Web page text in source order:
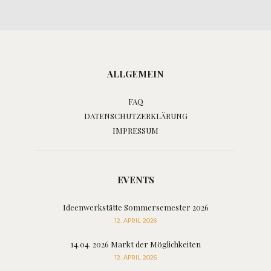
ALLGEMEIN
FAQ
DATENSCHUTZERKLÄRUNG
IMPRESSUM
EVENTS
Ideenwerkstätte Sommersemester 2026
12. APRIL 2026
14.04. 2026 Markt der Möglichkeiten
12. APRIL 2026